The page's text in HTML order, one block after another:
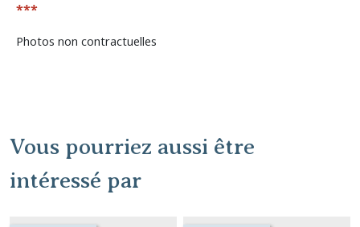
***
Photos non contractuelles
Vous pourriez aussi être
intéressé par